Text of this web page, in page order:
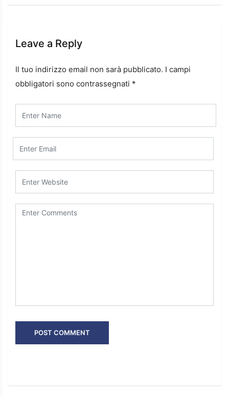
Leave a Reply
Il tuo indirizzo email non sarà pubblicato. I campi
obbligatori sono contrassegnati *